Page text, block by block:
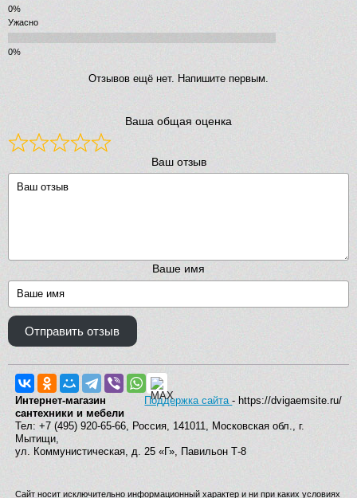
Ужасно
Отзывов ещё нет. Напишите первым.
Ваша общая оценка
Ваш отзыв
Ваше имя
Отправить отзыв
Поддержка сайта- https://dvigaemsite.ru/
Интернет-магазин
сантехники и мебели
Тел: +7 (495) 920-65-66, Россия, 141011, Московская обл., г.
Мытищи,
ул. Коммунистическая, д. 25 «Г», Павильон Т-8
Сайт носит исключительно информационный характер и ни при каких условиях